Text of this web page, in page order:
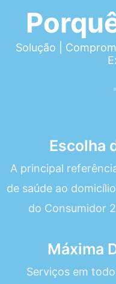
Solução |
Escolha
A principal
de saúde ao
do Consumidor
Máxima
Serviços em